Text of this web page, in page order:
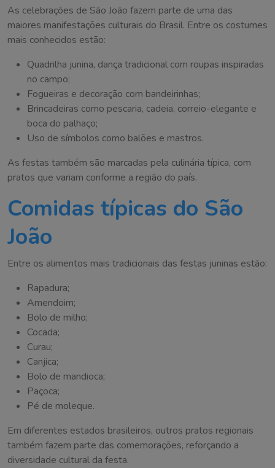
As celebrações de São João fazem parte de uma das
maiores manifestações culturais do Brasil. Entre os costumes
mais conhecidos estão:
Quadrilha junina, dança tradicional com roupas inspiradas
no campo;
Fogueiras e decoração com bandeirinhas;
Brincadeiras como pescaria, cadeia, correio-elegante e
boca do palhaço;
Uso de símbolos como balões e mastros.
As festas também são marcadas pela culinária típica, com
pratos que variam conforme a região do país.
Comidas típicas do São
João
Entre os alimentos mais tradicionais das festas juninas estão:
Rapadura;
Amendoim;
Bolo de milho;
Cocada;
Curau;
Canjica;
Bolo de mandioca;
Paçoca;
Pé de moleque.
Em diferentes estados brasileiros, outros pratos regionais
também fazem parte das comemorações, reforçando a
diversidade cultural da festa.